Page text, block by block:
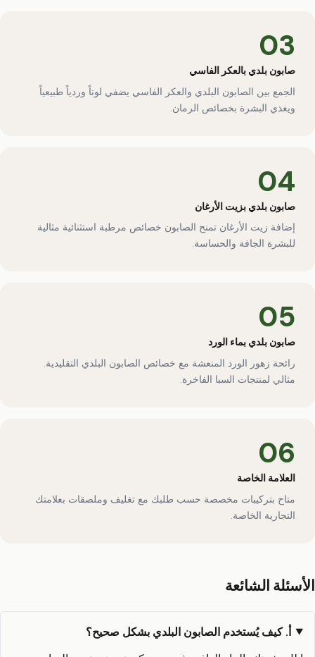
03
صابون بلدي بالعكر الفاسي
الجمع بين الصابون البلدي والعكر الفاسي يضفي لوناً وردياً طبيعياً
ويغذي البشرة بخصائص الرمان.
04
صابون بلدي بزيت الأرغان
إضافة زيت الأرغان تمنح الصابون خصائص مرطبة استثنائية مثالية
للبشرة الجافة والحساسة.
05
صابون بلدي بماء الورد
رائحة زهور الورد المنعشة مع خصائص الصابون البلدي التقليدية.
مثالي لمنتجات السبا الفاخرة.
06
العلامة الخاصة
متاح بتركيبات مخصصة حسب طلبك مع تغليف وملصقات بعلامتك
التجارية الخاصة.
الأسئلة الشائعة
أ. كيف يُستخدم الصابون البلدي بشكل صحيح؟